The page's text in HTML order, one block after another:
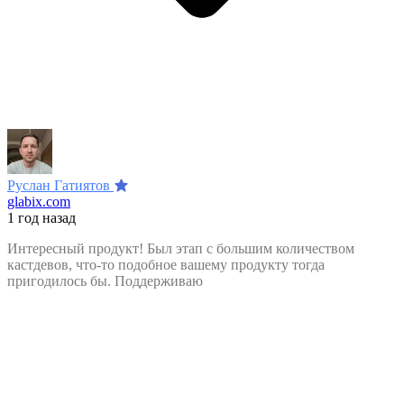
Руслан Гатиятов
glabix.com
1 год назад
Интересный продукт! Был этап с большим количеством
кастдевов, что-то подобное вашему продукту тогда
пригодилось бы. Поддерживаю